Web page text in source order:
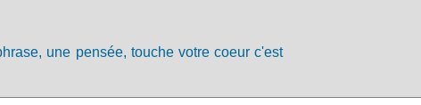
une pensée, touche votre coeur c'est